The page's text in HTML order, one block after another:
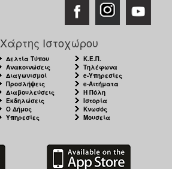
Χάρτης Ιστοχώρου
Δελτία Τύπου
Ανακοινώσεις
Διαγωνισμοί
Προσλήψεις
Διαβουλεύσεις
Εκδηλώσεις
Ο Δήμος
Υπηρεσίες
Κ.Ε.Π.
Τηλέφωνα
e-Υπηρεσίες
e-Αιτήματα
Η Πόλη
Ιστορία
Κνωσός
Μουσεία